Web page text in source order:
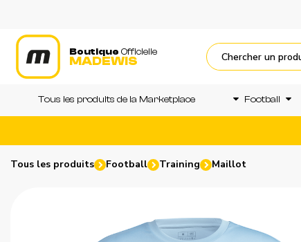
Boutique Officielle
MADEWIS
Tous les produits de la Marketplace Football
Tous les produits Football Training Maillot